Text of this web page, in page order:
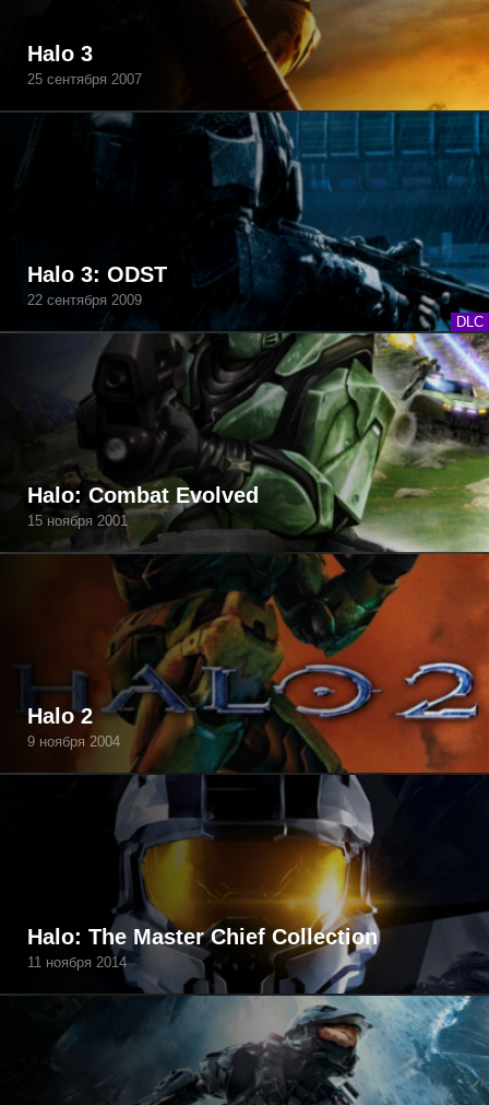
Halo 3
25 сентября 2007
DLC
Halo 3: ODST
22 сентября 2009
Halo: Combat Evolved
15 ноября 2001
Halo 2
9 ноября 2004
Halo: The Master Chief Collection
11 ноября 2014